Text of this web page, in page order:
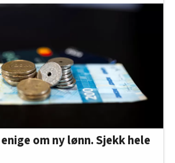
om ny lønn. Sjekk hele